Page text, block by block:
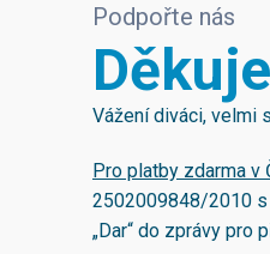
Podpořte nás
Vážení diváci, velmi
Pro platby zdarma v
2502009848/2010
„Dar“ do zprávy pro